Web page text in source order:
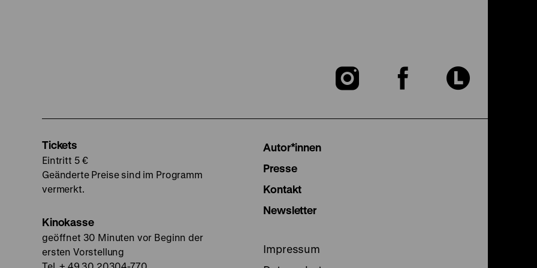
Zu
Zu
Zu
Tickets
Eintritt 5 €
Geänderte Preise sind im Programm
vermerkt.
Kinokasse
geöffnet 30 Minuten vor Beginn der
ersten Vorstellung
Autor*innen
Presse
Kontakt
Newsletter
Impressum